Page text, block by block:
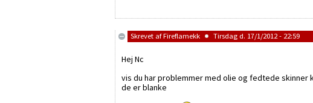
Skrevet afFireflamekk Tirsdag d. 17/1/2012 - 22:59
Hej Nc
vis du har problemmer med olie og fedtede
de er blanke